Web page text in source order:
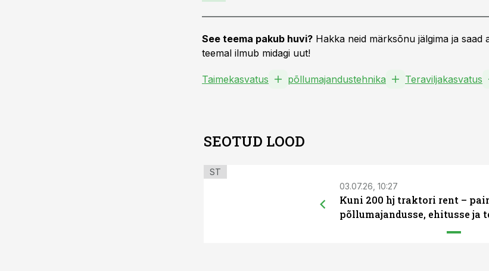
See teema pakub huvi? Hakka neid märksõnu jälgima ja saad
teemal ilmub midagi uut!
Taimekasvatus põllumajandustehnika Teraviljakasvatus
SEOTUD LOOD
ST
03.07.26, 10:27
Kuni 200 hj traktori rent –
põllumajandusse, ehitusse ja